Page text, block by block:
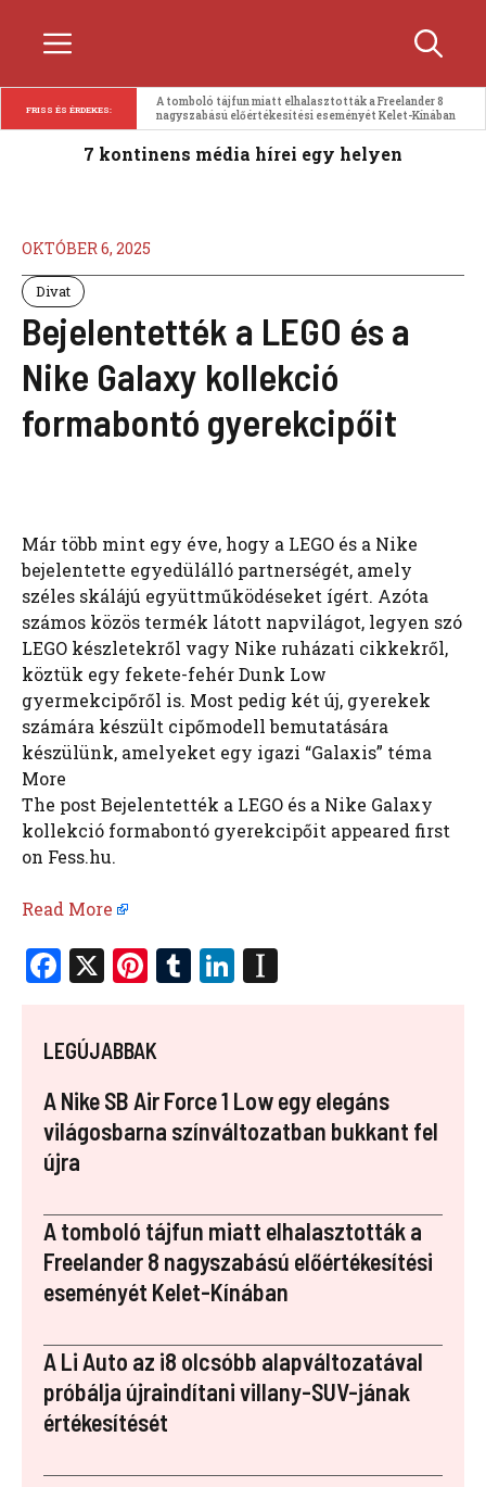
Menü
FRISS ÉS ÉRDEKES:
A tomboló tájfun miatt elhalasztották a Freelander 8
nagyszabású előértékesítési eseményét Kelet-Kínában
7 kontinens média hírei egy helyen
OKTÓBER 6, 2025
Divat
Bejelentették a LEGO és a
Nike Galaxy kollekció
formabontó gyerekcipőit
Már több mint egy éve, hogy a LEGO és a Nike
bejelentette egyedülálló partnerségét, amely
széles skálájú együttműködéseket ígért. Azóta
számos közös termék látott napvilágot, legyen szó
LEGO készletekről vagy Nike ruházati cikkekről,
köztük egy fekete-fehér Dunk Low
gyermekcipőről is. Most pedig két új, gyerekek
számára készült cipőmodell bemutatására
készülünk, amelyeket egy igazi “Galaxis” téma
More
The post Bejelentették a LEGO és a Nike Galaxy
kollekció formabontó gyerekcipőit appeared first
on Fess.hu.
Read More
F
ce
b
o
o
k
X Pi
er
es
t
T
r
Li
dI
n
a
p
LEGÚJABBAK
A Nike SB Air Force 1 Low egy elegáns
világosbarna színváltozatban bukkant fel
újra
A tomboló tájfun miatt elhalasztották a
Freelander 8 nagyszabású előértékesítési
eseményét Kelet-Kínában
A Li Auto az i8 olcsóbb alapváltozatával
próbálja újraindítani villany-SUV-jának
értékesítését